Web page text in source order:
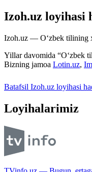
Izoh.uz loyihasi
Izoh.uz — O‘zbek tilining
Yillar davomida “O‘zbek
Bizning jamoa Lotin.uz,
Batafsil Izoh.uz loyihasi
Loyihalarimiz